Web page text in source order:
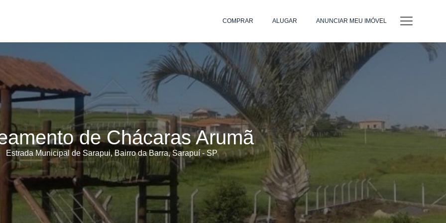
COMPRAR ALUGAR ANUNCIAR MEU IMÓVEL
de Chácaras Arumã
Estrada Municipal de Sarapui, Bairro da Barra, Sarapuí - SP